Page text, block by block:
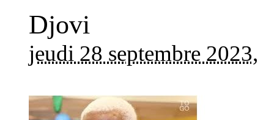
Djovi
jeudi 28 septembre 2023,